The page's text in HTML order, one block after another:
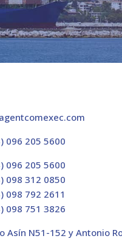
096 205 5600
096 205 5600
098 312 0850
098 792 2611
098 751 3826
Asín N51-152 y Antonio